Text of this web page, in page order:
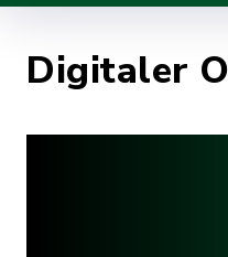
Digitaler